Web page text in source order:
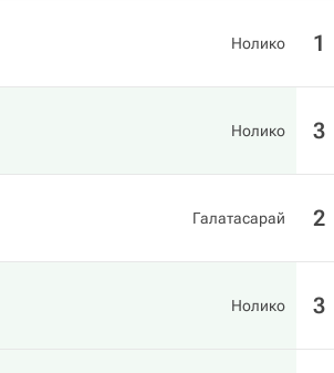
Нолико 1
Нолико 3
Галатасарай 2
Нолико 3